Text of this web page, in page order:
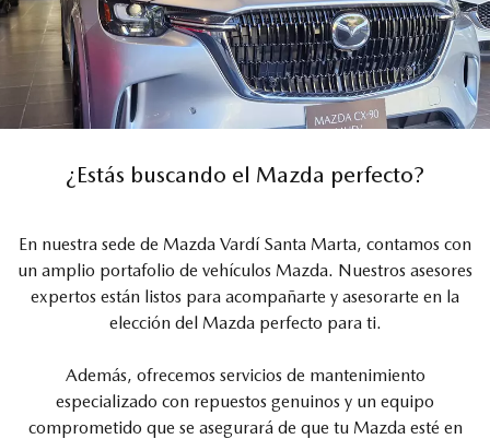
¿Estás buscando el Mazda perfecto?
En nuestra sede de Mazda Vardí Santa Marta, contamos con
un amplio portafolio de vehículos Mazda. Nuestros asesores
expertos están listos para acompañarte y asesorarte en la
elección del Mazda perfecto para ti.
Además, ofrecemos servicios de mantenimiento
especializado con repuestos genuinos y un equipo
comprometido que se asegurará de que tu Mazda esté en